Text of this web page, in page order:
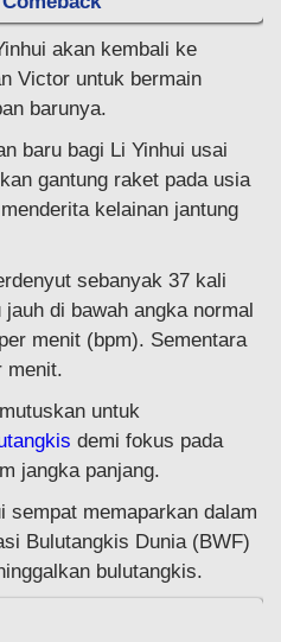
akan kembali ke
Victor untuk bermain
barunya.
baru bagi Li Yinhui usai
gantung raket pada usia
kelainan jantung
sebanyak 37 kali
di bawah angka normal
menit (bpm). Sementara
menit.
untuk
demi fokus pada
jangka panjang.
sempat memaparkan dalam
Bulutangkis Dunia (BWF)
bulutangkis.